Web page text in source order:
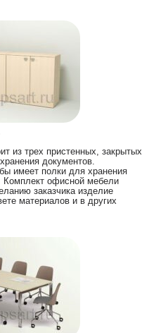
из трех пристенных, закрытых
документов.
имеет полки для хранения
Комплект офисной мебели
заказчика изделие
материалов и в других